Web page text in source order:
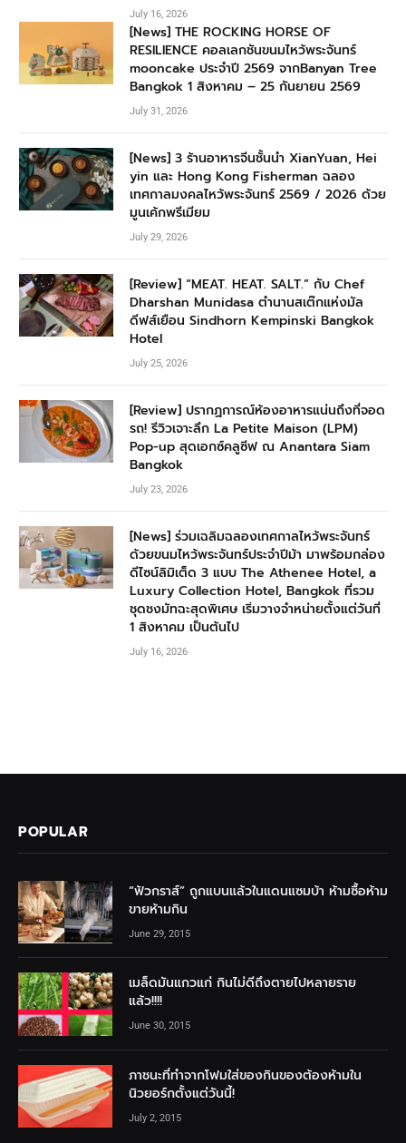
July 16, 2026
[News] THE ROCKING HORSE OF
RESILIENCE คอลเลกชันขนมไหว้พระจันทร์
mooncake ประจำปี 2569 จากBanyan Tree
Bangkok 1 สิงหาคม – 25 กันยายน 2569
July 31, 2026
[News] 3 ร้านอาหารจีนชั้นนำ XianYuan, Hei
yin และ Hong Kong Fisherman ฉลอง
เทศกาลมงคลไหว้พระจันทร์ 2569 / 2026 ด้วย
มูนเค้กพรีเมียม
July 29, 2026
[Review] “MEAT. HEAT. SALT.” กับ Chef
Dharshan Munidasa ตำนานสเต๊กแห่งมัล
ดีฟส์เยือน Sindhorn Kempinski Bangkok
Hotel
July 25, 2026
[Review] ปรากฏการณ์ห้องอาหารแน่นถึงที่จอด
รถ! รีวิวเจาะลึก La Petite Maison (LPM)
Pop-up สุดเอกซ์คลูซีฟ ณ Anantara Siam
Bangkok
July 23, 2026
[News] ร่วมเฉลิมฉลองเทศกาลไหว้พระจันทร์
ด้วยขนมไหว้พระจันทร์ประจำปีม้า มาพร้อมกล่อง
ดีไซน์ลิมิเต็ด 3 แบบ The Athenee Hotel, a
Luxury Collection Hotel, Bangkok ที่รวม
ชุดชงมัทฉะสุดพิเศษ เริ่มวางจำหน่ายตั้งแต่วันที่
1 สิงหาคม เป็นต้นไป
July 16, 2026
POPULAR
“ฟัวกราส์” ถูกแบนแล้วในแดนแซมบ้า ห้ามซื้อห้าม
ขายห้ามกิน
June 29, 2015
เมล็ดมันแกวแก่ กินไม่ดีถึงตายไปหลายราย
แล้ว!!!!
June 30, 2015
ภาชนะที่ทำจากโฟมใส่ของกินของต้องห้ามใน
นิวยอร์กตั้งแต่วันนี้!
July 2, 2015